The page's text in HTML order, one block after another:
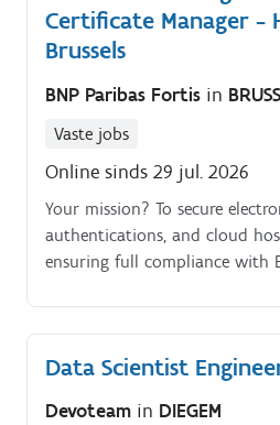
Certificate Manager -
Brussels
BNP Paribas Fortis in
Vaste jobs
Online sinds 29 jul. 2026
Your mission? To secure
authentications, and cloud
ensuring full compliance with
Data Scientist
Devoteam in DIEGEM